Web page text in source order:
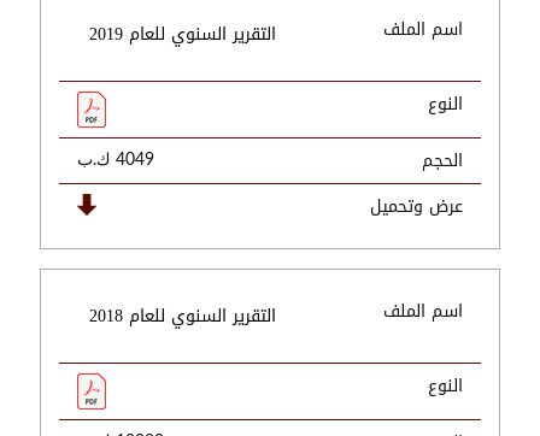
اسم الملف التقرير السنوي للعام 2019
النوع
الحجم
4049 ك.ب
عرض وتحميل
اسم الملف التقرير السنوي للعام 2018
النوع